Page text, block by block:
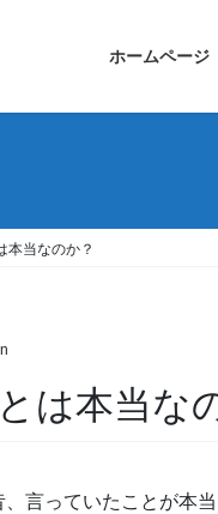
ホームページ
本当なのか？
は本当な
言っていたことが本